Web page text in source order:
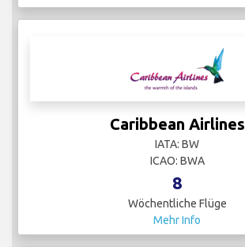
Caribbean Airlines
IATA: BW
ICAO: BWA
8
Wöchentliche Flüge
Mehr Info